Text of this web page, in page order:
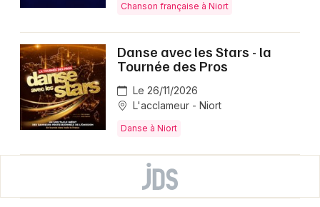
Chanson française à Niort
Danse avec les Stars - la
Tournée des Pros
Le 26/11/2026
L'acclameur - Niort
Danse à Niort